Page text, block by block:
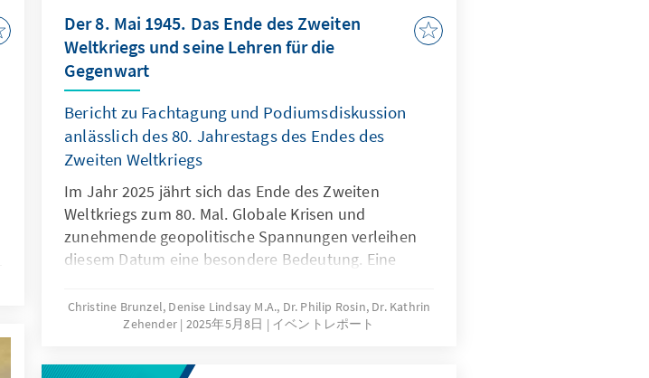
Der 8. Mai 1945. Das Ende des Zweiten
Weltkriegs und seine Lehren für die
Gegenwart
Bericht zu Fachtagung und Podiumsdiskussion
anlässlich des 80. Jahrestags des Endes des
Zweiten Weltkriegs
Im Jahr 2025 jährt sich das Ende des Zweiten
Weltkriegs zum 80. Mal. Globale Krisen und
zunehmende geopolitische Spannungen verleihen
diesem Datum eine besondere Bedeutung. Eine
Kriegsende sowohl aus historiographischer
Perspektive als auch mit Blick auf aktuelle politische
sind hierfür drei Konferenzen in Berlin, Paris und
Christine Brunzel, Denise Lindsay M.A., Dr. Philip Rosin, Dr. Kathrin
Zehender 2025年5月8日 イベントレポート